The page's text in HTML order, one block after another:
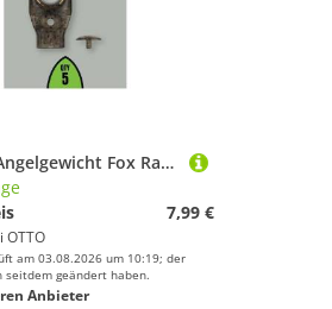
Fox Rage Angelgewicht Fox Rage Predator Camo Low Resistance Run Ring - 5 Bleiclips
7,99 €
OTTO
am 03.08.2026 um 10:19; der
seitdem geändert haben.
Anbieter